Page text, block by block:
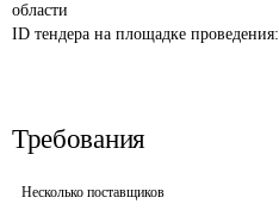
области
ID тендера на площадке проведения:
Требования
Несколько поставщиков